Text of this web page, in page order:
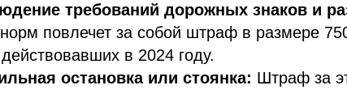
требований дорожных знаков и
повлечет за собой штраф в размере
в 2024 году.
остановка или стоянка: Штраф за